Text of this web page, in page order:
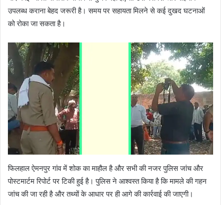
उपलब्ध कराना बेहद जरूरी है। समय पर सहायता मिलने से कई दुखद घटनाओं
को रोका जा सकता है।
फिलहाल ऐमनपुर गांव में शोक का माहौल है और सभी की नजर पुलिस जांच और
पोस्टमार्टम रिपोर्ट पर टिकी हुई है। पुलिस ने आश्वस्त किया है कि मामले की गहन
जांच की जा रही है और तथ्यों के आधार पर ही आगे की कार्रवाई की जाएगी।